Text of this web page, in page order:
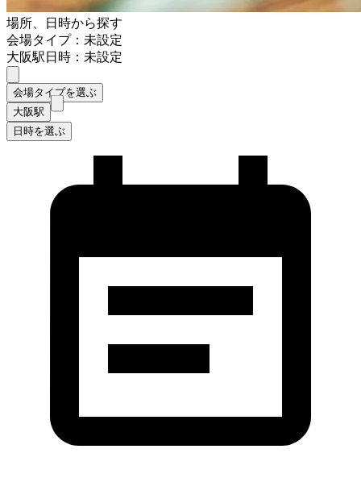
場所、日時から探す
会場タイプ：未設定
大阪駅日時：未設定
会場タイプを選ぶ
大阪駅
日時を選ぶ